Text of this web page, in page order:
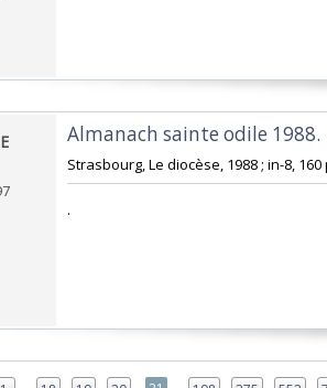
‎Almanach sainte odile 1988. ‎
‎Strasbourg, Le diocèse, 1988 ; in-8,
‎.‎